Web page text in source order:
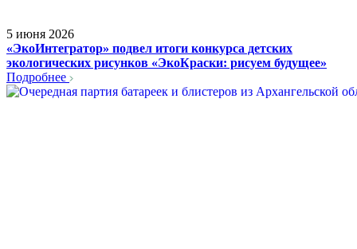
5 июня 2026
«ЭкоИнтегратор» подвел итоги конкурса детских
экологических рисунков «ЭкоКраски: рисуем будущее»
Подробнее